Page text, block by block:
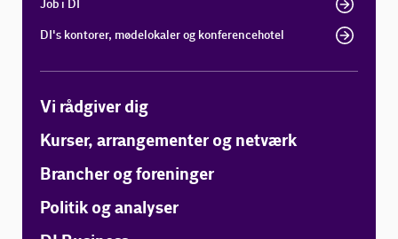
Job i DI
DI's kontorer, mødelokaler og konferencehotel
Vi rådgiver dig
Kurser, arrangementer og netværk
Brancher og foreninger
Politik og analyser